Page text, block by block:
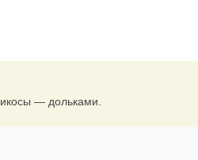
— дольками.